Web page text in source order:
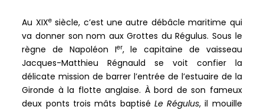
Au XIXesiècle, c’est une autre débâcle maritime qui
va donner son nom aux Grottes du Régulus. Sous le
règne de Napoléon Ier, le capitaine de vaisseau
Jacques-Matthieu Régnauld se voit confier la
délicate mission de barrer l’entrée de l’estuaire de la
Gironde à la flotte anglaise. À bord de son fameux
deux ponts trois mâts baptisé Le Régulus, il mouille